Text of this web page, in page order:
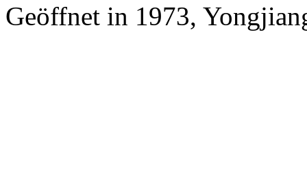
Geöffnet in 1973,